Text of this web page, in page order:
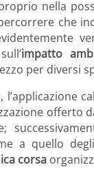
nella
che
impatto
per diversi
l’applicazione
offerto
a quello
corsa